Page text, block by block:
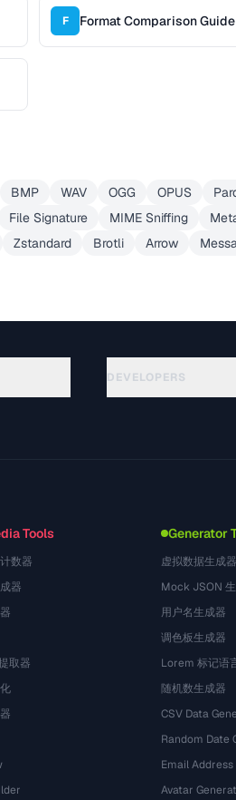
F Format Comparison Guide
BMP WAV OGG OPUS
File Signature MIME Sniffing
Zstandard Brotli Arrow
DEVELOPERS
Tools
数器
器
取器
Generator
虚拟数据生成器
Mock JSON
用户名生成器
调色板生成器
Lorem 标记语
随机数生成器
CSV Data
Random Date
Email
Avatar